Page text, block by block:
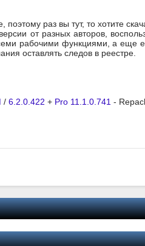
раз вы тут, то хотите
от разных авторов,
рабочими функциями, а еще
оставлять следов в реестре.
/ 6.2.0.422 + Pro 11.1.0.741 -